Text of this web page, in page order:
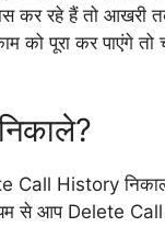
कर रहे हैं तो आखरी
को पूरा कर पाएंगे
Call History
से आप Delete